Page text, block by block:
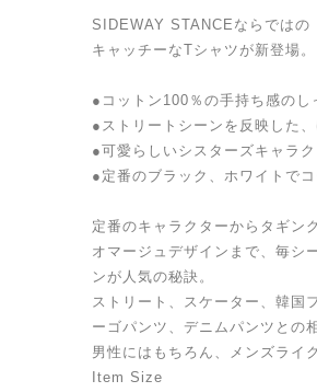
SIDEWAY STANCEならではの
キャッチーなTシャツが新登場。
●コットン100％の手持ち感の
●ストリートシーンを反映した
●可愛らしいシスターズキャラ
●定番のブラック、ホワイトで
定番のキャラクターからタギン
オマージュデザインまで、毎シ
ンが人気の秘訣。
ストリート、スケーター、韓国
ーゴパンツ、デニムパンツとの
男性にはもちろん、メンズライ
Item Size